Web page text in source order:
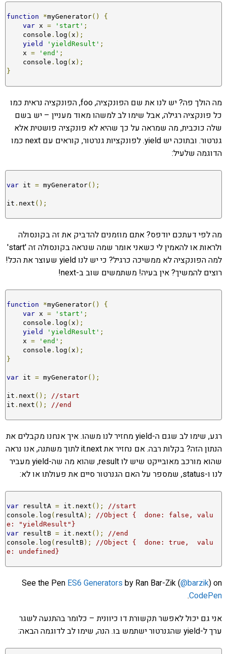
function *myGenerator()
{
var x = 'start' ;
    console
. log ( x );
yield
'yieldResult' ;
    x
= 'end' ;
    console
. log ( x );
}
מה הולך פה? יש לנו את שם הפונקציה, foo, הפונקציה נראית כמו
כל פונקציה רגילה, אבל שימו לב למשהו מאוד מעניין – יש בשם
שלה כוכבית, מה שמראה על כך שהיא לא פונקציה פושטית אלא
גנרטור. ובתוכה יש yield. לפונקציות גנרטור, קוראים עם next כמו
הדוגמה שלעיל:
var it = myGenerator();
it . next ();
מה לפי דעתכם יודפס? אתם מוזמנים להדביק את זה בקונסולה
ולראות או להאמין לי כשאני אומר שמה שנראה בקונסולה זה 'start'
למה הפונקציה לא ממשיכה כרגיל? כי יש לנו yield שעוצר את הכל!
רוצים להמשיך? אין בעיה! משתמשים שוב ב-next!
function *myGenerator()
{
var x = 'start' ;
    console
. log ( x );
yield
'yieldResult' ;
    x
= 'end' ;
    console
. log ( x );
}
var it = myGenerator();
it . next ();
//start
it . next (); //end
רגע, שימו לב שגם ה-yield מחזיר לנו משהו. איך אנחנו מקבלים את
הנתון הזה? בקלות רבה. אם נחזיר את it.next לתוך משתנה, אנו נראה
שהוא מורכב מאובייקט שיש לו result, שהוא מה שה-yield מעביר
לנו ו-status, שמספר על האם הגנרטור סיים את פעולתו או לא:
var resultA = it . next ();
//start
console . log ( resultA);
//Object {  done: false, valu
e: "yieldResult"}
var resultB = it . next ();
//end
console . log ( resultB);
//Object {  done: true,  valu
e: undefined}
See the Pen ES6 Generators by Ran Bar-Zik (@barzik) on
CodePen
.
אני גם יכול לאפשר תקשורת דו כיוונית – כלומר בהתנעה לשגר
ערך ל-yield שהגנרטור ישתמש בו. הנה, שימו לב לדוגמה הבאה: